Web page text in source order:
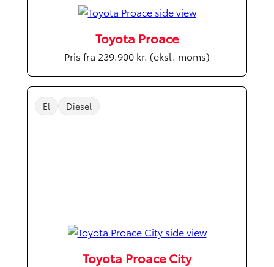
Toyota Proace
Pris fra 239.900 kr. (eksl. moms)
El Diesel
Toyota Proace City